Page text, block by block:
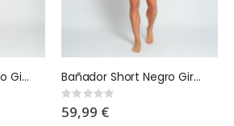
Bañador Short Blanco Giraffinity Bañador Short Negro Giraffinity
Rating:
0%
59,99 €